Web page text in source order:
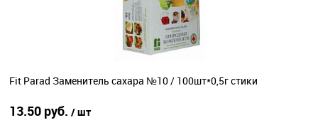
Fit Parad Заменитель сахара №10 / 100шт*0,5г стики
13.50 руб. / шт